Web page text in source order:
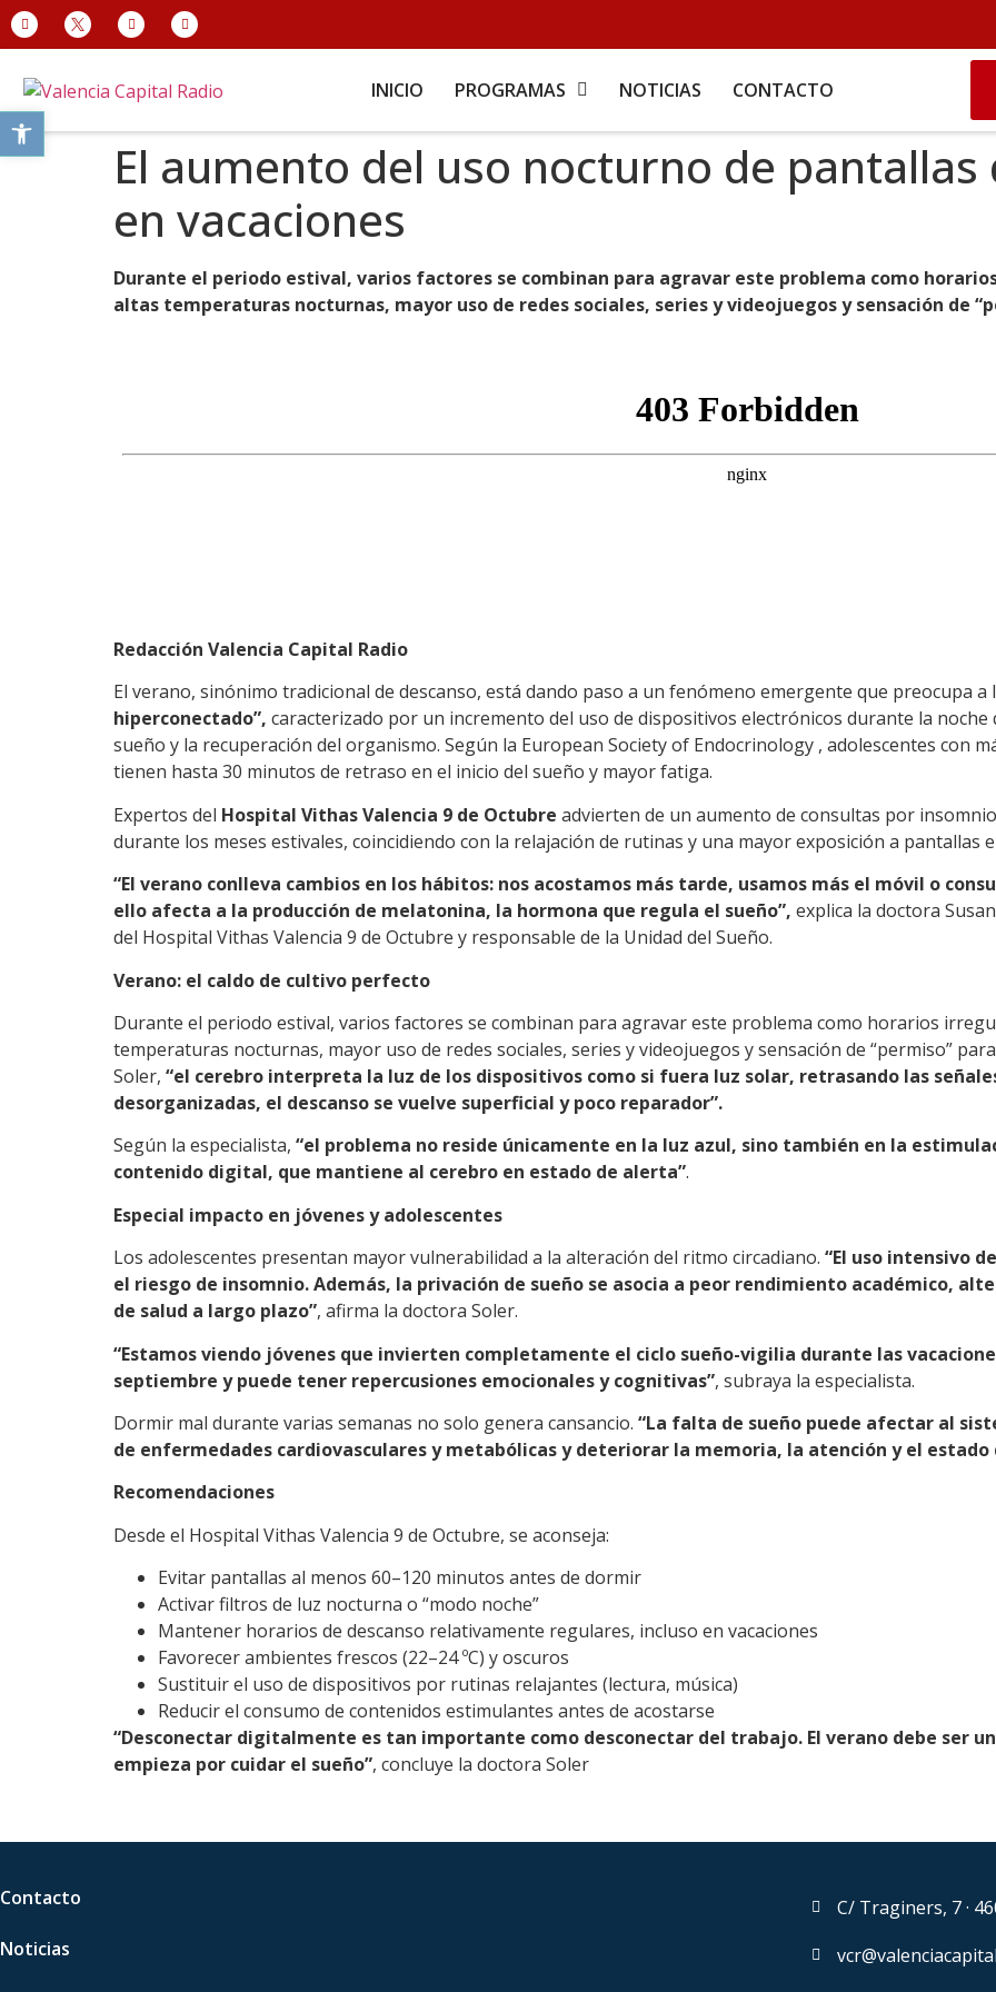
Abrir barra de herramientas
INICIO PROGRAMAS NOTICIAS CONTACTO
El aumento del uso nocturno de
en vacaciones
Durante el periodo estival, varios factores se combinan para agravar este problema como
altas temperaturas nocturnas, mayor uso de redes sociales, series y videojuegos y sensación de
Redacción Valencia Capital Radio
El verano, sinónimo tradicional de descanso, está dando paso a un fenómeno emergente que preocupa a
hiperconectado”, caracterizado por un incremento del uso de dispositivos electrónicos durante la noche
sueño y la recuperación del organismo. Según la European Society of Endocrinology , adolescentes con
tienen hasta 30 minutos de retraso en el inicio del sueño y mayor fatiga.
Expertos del Hospital Vithas Valencia 9 de Octubre advierten de un aumento de consultas por
durante los meses estivales, coincidiendo con la relajación de rutinas y una mayor exposición a pantallas
“El verano conlleva cambios en los hábitos: nos acostamos más tarde, usamos más el móvil o
ello afecta a la producción de melatonina, la hormona que regula el sueño”, explica la doctora
del Hospital Vithas Valencia 9 de Octubre y responsable de la Unidad del Sueño.
Verano: el caldo de cultivo perfecto
Durante el periodo estival, varios factores se combinan para agravar este problema como horarios
temperaturas nocturnas, mayor uso de redes sociales, series y videojuegos y sensación de “permiso”
Soler, “el cerebro interpreta la luz de los dispositivos como si fuera luz solar, retrasando las
desorganizadas, el descanso se vuelve superficial y poco reparador”.
Según la especialista, “el problema no reside únicamente en la luz azul, sino también en la
contenido digital, que mantiene al cerebro en estado de alerta”.
Especial impacto en jóvenes y adolescentes
Los adolescentes presentan mayor vulnerabilidad a la alteración del ritmo circadiano. “El uso intensivo
el riesgo de insomnio. Además, la privación de sueño se asocia a peor rendimiento académico,
de salud a largo plazo”, afirma la doctora Soler.
“Estamos viendo jóvenes que invierten completamente el ciclo sueño-vigilia durante las
septiembre y puede tener repercusiones emocionales y cognitivas”, subraya la especialista.
Dormir mal durante varias semanas no solo genera cansancio. “La falta de sueño puede afectar al
de enfermedades cardiovasculares y metabólicas y deteriorar la memoria, la atención y el estado
Recomendaciones
Desde el Hospital Vithas Valencia 9 de Octubre, se aconseja:
Evitar pantallas al menos 60–120 minutos antes de dormir
Activar filtros de luz nocturna o “modo noche”
Mantener horarios de descanso relativamente regulares, incluso en vacaciones
Favorecer ambientes frescos (22–24 ºC) y oscuros
Sustituir el uso de dispositivos por rutinas relajantes (lectura, música)
Reducir el consumo de contenidos estimulantes antes de acostarse
“Desconectar digitalmente es tan importante como desconectar del trabajo. El verano debe ser
empieza por cuidar el sueño”, concluye la doctora Soler
Contacto
Noticias
C/ Traginers, 7 ·